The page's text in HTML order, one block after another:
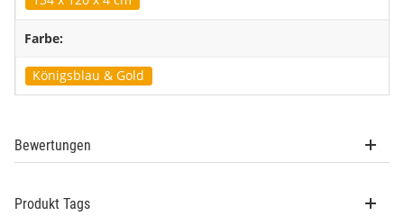
Farbe:
Königsblau & Gold
Bewertungen
Produkt Tags